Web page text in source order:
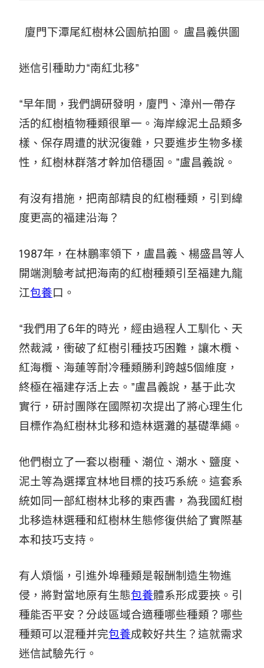
廈門下潭尾紅樹林公園航拍圖。 盧昌義供圖
迷信引種助力“南紅北移”
“早年間，我們調研發明，廈門、漳州一帶存
活的紅樹植物種類很單一。海岸線泥土品類多
樣、保存周遭的狀況復雜，只要進步生物多樣
性，紅樹林群落才幹加倍穩固。”盧昌義說。
有沒有措施，把南部精良的紅樹種類，引到緯
度更高的福建沿海？
1987年，在林鵬率領下，盧昌義、楊盛昌等人
開端測驗考試把海南的紅樹種類引至福建九龍
江包養口。
“我們用了6年的時光，經由過程人工馴化、天
然裁減，衝破了紅樹引種技巧困難，讓木欖、
紅海欖、海蓮等耐冷種類勝利跨越5個維度，
終極在福建存活上去。”盧昌義說，基于此次
實行，研討團隊在國際初次提出了將心理生化
目標作為紅樹林北移和造林選灘的基礎準繩。
他們樹立了一套以樹種、潮位、潮水、鹽度、
泥土等為選擇宜林地目標的技巧系統。這套系
統如同一部紅樹林北移的東西書，為我國紅樹
北移造林選種和紅樹林生態修復供給了實際基
本和技巧支持。
有人煩惱，引進外埠種類是報酬制造生物進
侵，將對當地原有生態包養體系形成要挾。引
種能否平安？分歧區域合適種哪些種類？哪些
種類可以混種并完包養成較好共生？這就需求
迷信試驗先行。